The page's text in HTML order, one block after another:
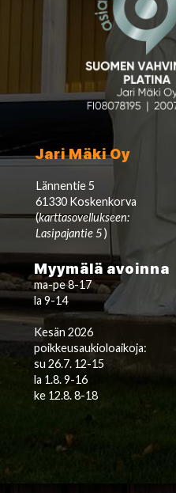
Jari Mäki Oy
Lännentie 5
61330 Koskenkorva
(karttasovellukseen:
Lasipajantie 5)
Myymälä avoinna
ma-pe 8-17
la 9-14
Kesän 2026
poikkeusaukioloaikoja:
su 26.7. 12-15
la 1.8. 9-16
ke 12.8. 8-18